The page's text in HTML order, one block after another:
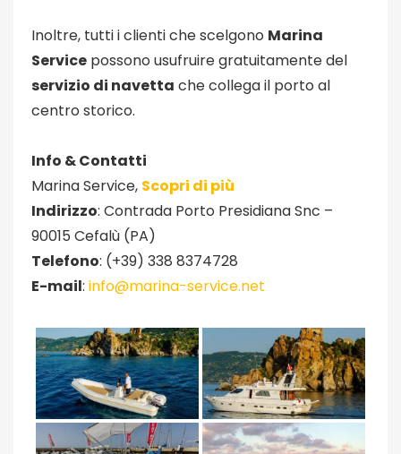
Inoltre, tutti i clienti che scelgono Marina
Service possono usufruire gratuitamente del
servizio di navetta che collega il porto al
centro storico.
Info & Contatti
Marina Service, Scopri di più
Indirizzo: Contrada Porto Presidiana Snc –
90015 Cefalù (PA)
Telefono: (+39) 338 8374728
E-mail: info@marina-service.net